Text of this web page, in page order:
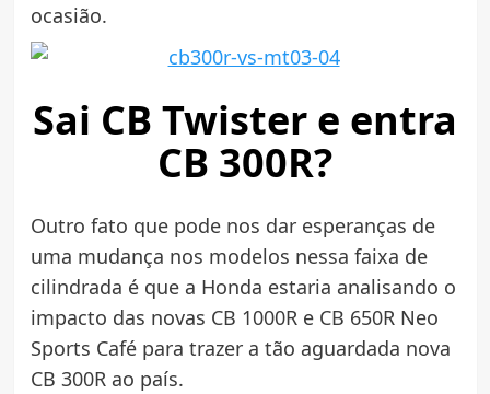
ocasião.
Sai CB Twister e entra
CB 300R?
Outro fato que pode nos dar esperanças de
uma mudança nos modelos nessa faixa de
cilindrada é que a Honda estaria analisando o
impacto das novas CB 1000R e CB 650R Neo
Sports Café para trazer a tão aguardada nova
CB 300R ao país.